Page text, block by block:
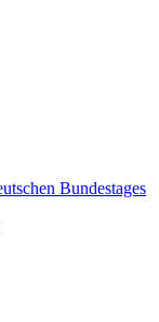
Bundestages